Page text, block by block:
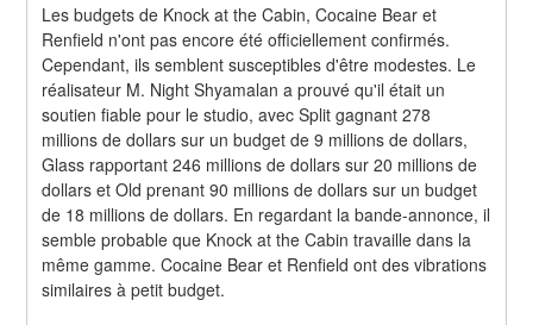
Les budgets de Knock at the Cabin, Cocaine Bear et
Renfield n'ont pas encore été officiellement confirmés.
Cependant, ils semblent susceptibles d'être modestes. Le
réalisateur M. Night Shyamalan a prouvé qu'il était un
soutien fiable pour le studio, avec Split gagnant 278
millions de dollars sur un budget de 9 millions de dollars,
Glass rapportant 246 millions de dollars sur 20 millions de
dollars et Old prenant 90 millions de dollars sur un budget
de 18 millions de dollars. En regardant la bande-annonce, il
semble probable que Knock at the Cabin travaille dans la
même gamme. Cocaine Bear et Renfield ont des vibrations
similaires à petit budget.